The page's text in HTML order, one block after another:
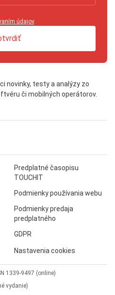
údajov.
novinky, testy a analýzy zo
či mobilných operátorov.
Predplatné časopisu
TOUCHIT
Podmienky používania webu
Podmienky predaja
predplatného
GDPR
Nastavenia cookies
1339-9497 (online)
vydanie)